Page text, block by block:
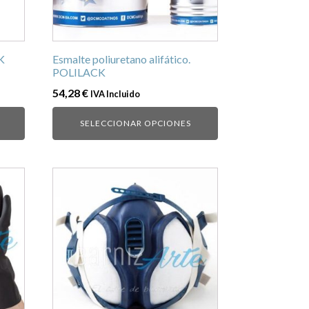
Esmalte poliuretano alifático.
POLILACK
54,28€ IVA Incluido
SELECCIONAR OPCIONES
se
pueden
elegir
en
la
página
de
producto